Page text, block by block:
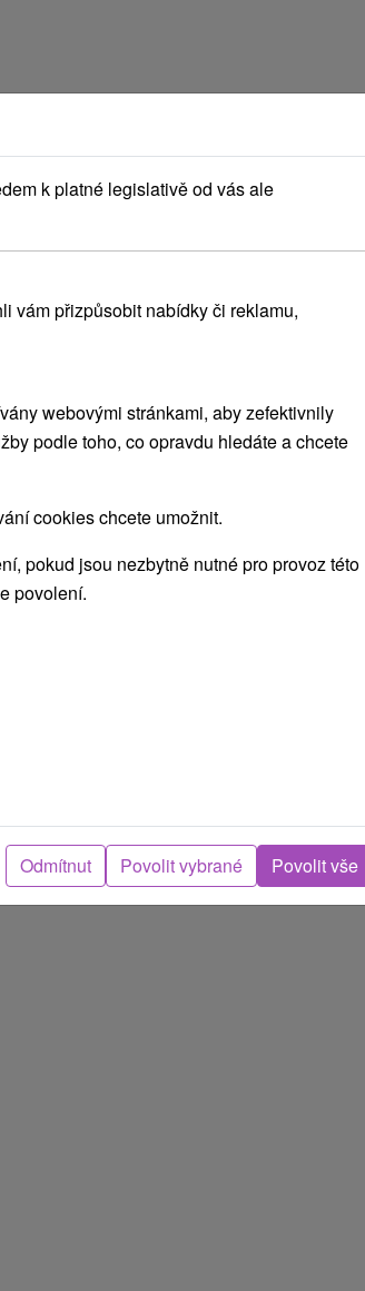
květen červen červenec
k platné legislativě od vás ale
vám přizpůsobit nabídky či reklamu,
webovými stránkami, aby zefektivnily
podle toho, co opravdu hledáte a chcete
cookies chcete umožnit.
pokud jsou nezbytně nutné pro provoz této
povolení.
Odmítnut Povolit vybrané Povolit vše